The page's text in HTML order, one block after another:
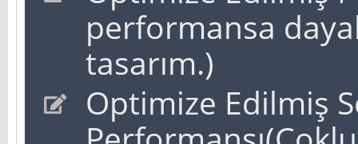
performansa
tasarım.)
Optimize Edilmiş